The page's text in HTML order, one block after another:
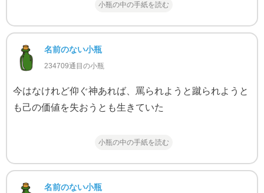
小瓶の中の手紙を読む
名前のない小瓶
234709通目の小瓶
今はなけれど仰ぐ神あれば、罵られようと蹴られようと
も己の価値を失おうとも生きていた
小瓶の中の手紙を読む
名前のない小瓶